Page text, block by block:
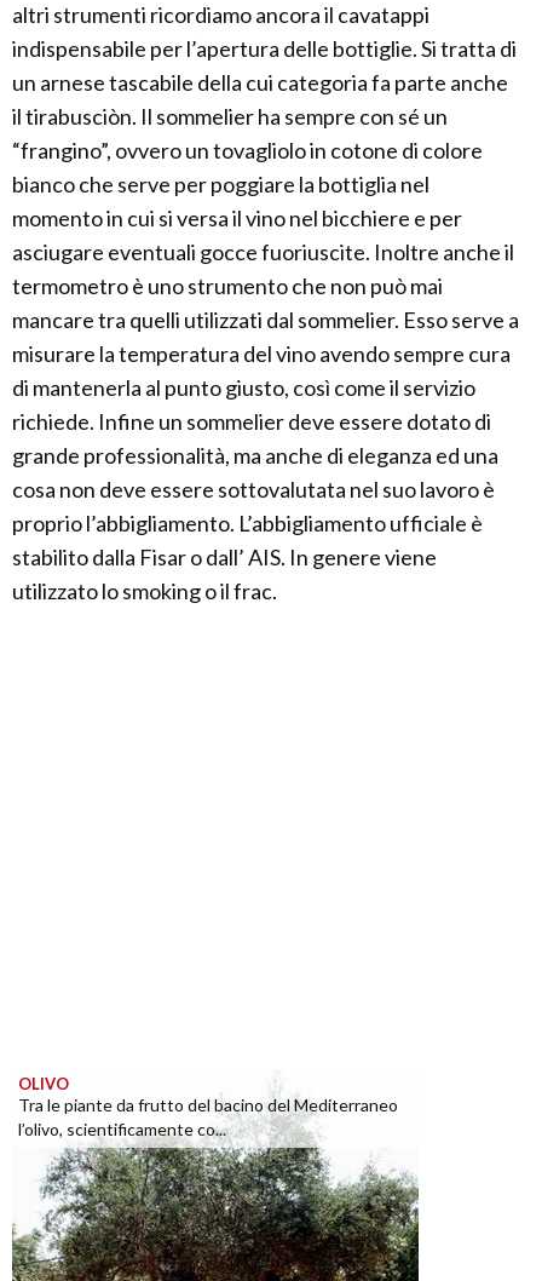
altri strumenti ricordiamo ancora il cavatappi
indispensabile per l’apertura delle bottiglie. Si tratta di
un arnese tascabile della cui categoria fa parte anche
il tirabusciòn. Il sommelier ha sempre con sé un
“frangino”, ovvero un tovagliolo in cotone di colore
bianco che serve per poggiare la bottiglia nel
momento in cui si versa il vino nel bicchiere e per
asciugare eventuali gocce fuoriuscite. Inoltre anche il
termometro è uno strumento che non può mai
mancare tra quelli utilizzati dal sommelier. Esso serve a
misurare la temperatura del vino avendo sempre cura
di mantenerla al punto giusto, così come il servizio
richiede. Infine un sommelier deve essere dotato di
grande professionalità, ma anche di eleganza ed una
cosa non deve essere sottovalutata nel suo lavoro è
proprio l’abbigliamento. L’abbigliamento ufficiale è
stabilito dalla Fisar o dall’ AIS. In genere viene
utilizzato lo smoking o il frac.
OLIVO
Tra le piante da frutto del bacino del Mediterraneo
l’olivo, scientificamente co...